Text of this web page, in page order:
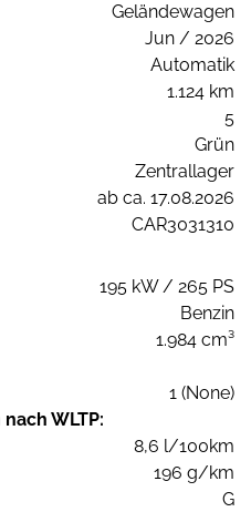
Geländewagen
Jun / 2026
Automatik
1.124 km
5
Grün
Zentrallager
ab ca. 17.08.2026
CAR3031310
195 kW / 265 PS
Benzin
1.984 cm³
1 (None)
WLTP:
8,6 l/100km
196 g/km
G